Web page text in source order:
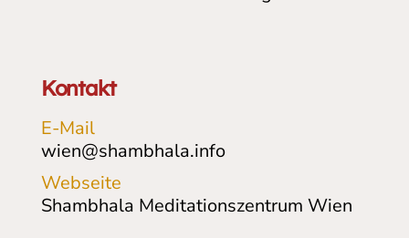
Kontakt
E-Mail
wien@shambhala.info
Webseite
Shambhala Meditationszentrum Wien